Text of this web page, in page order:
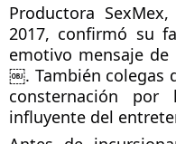
Productora
2017, confirmó su
emotivo mensaje de
￼. También colegas
consternación
influyente del